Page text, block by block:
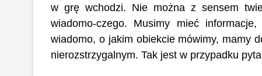
w grę wchodzi. Nie można z sensem
wiadomo-czego. Musimy mieć
wiadomo, o jakim obiekcie mówimy, mamy
nierozstrzygalnym. Tak jest w przypadku